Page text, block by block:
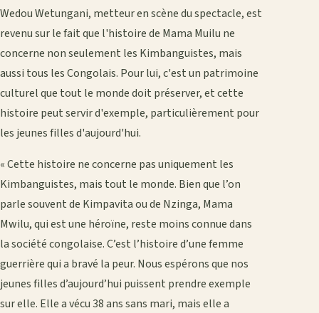
Wedou Wetungani, metteur en scène du spectacle, est
revenu sur le fait que l'histoire de Mama Muilu ne
concerne non seulement les Kimbanguistes, mais
aussi tous les Congolais. Pour lui, c'est un patrimoine
culturel que tout le monde doit préserver, et cette
histoire peut servir d'exemple, particulièrement pour
les jeunes filles d'aujourd'hui.
« Cette histoire ne concerne pas uniquement les
Kimbanguistes, mais tout le monde. Bien que l’on
parle souvent de Kimpavita ou de Nzinga, Mama
Mwilu, qui est une héroïne, reste moins connue dans
la société congolaise. C’est l’histoire d’une femme
guerrière qui a bravé la peur. Nous espérons que nos
jeunes filles d’aujourd’hui puissent prendre exemple
sur elle. Elle a vécu 38 ans sans mari, mais elle a